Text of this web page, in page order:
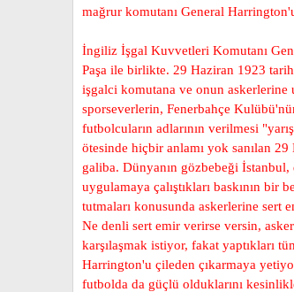
mağrur komutanı General
İngiliz İşgal Kuvvetleri Komutanı
Paşa ile birlikte. 29 Haziran 1923
işgalci komutana ve onun
sporseverlerin, Fenerbahçe
futbolcuların adlarının verilmesi
ötesinde hiçbir anlamı yok sanılan
galiba. Dünyanın gözbebeği
uygulamaya çalıştıkları baskının
tutmaları konusunda askerlerine
Ne denli sert emir verirse versin,
karşılaşmak istiyor, fakat yaptıkları
Harrington'u çileden çıkarmaya
futbolda da güçlü olduklarını